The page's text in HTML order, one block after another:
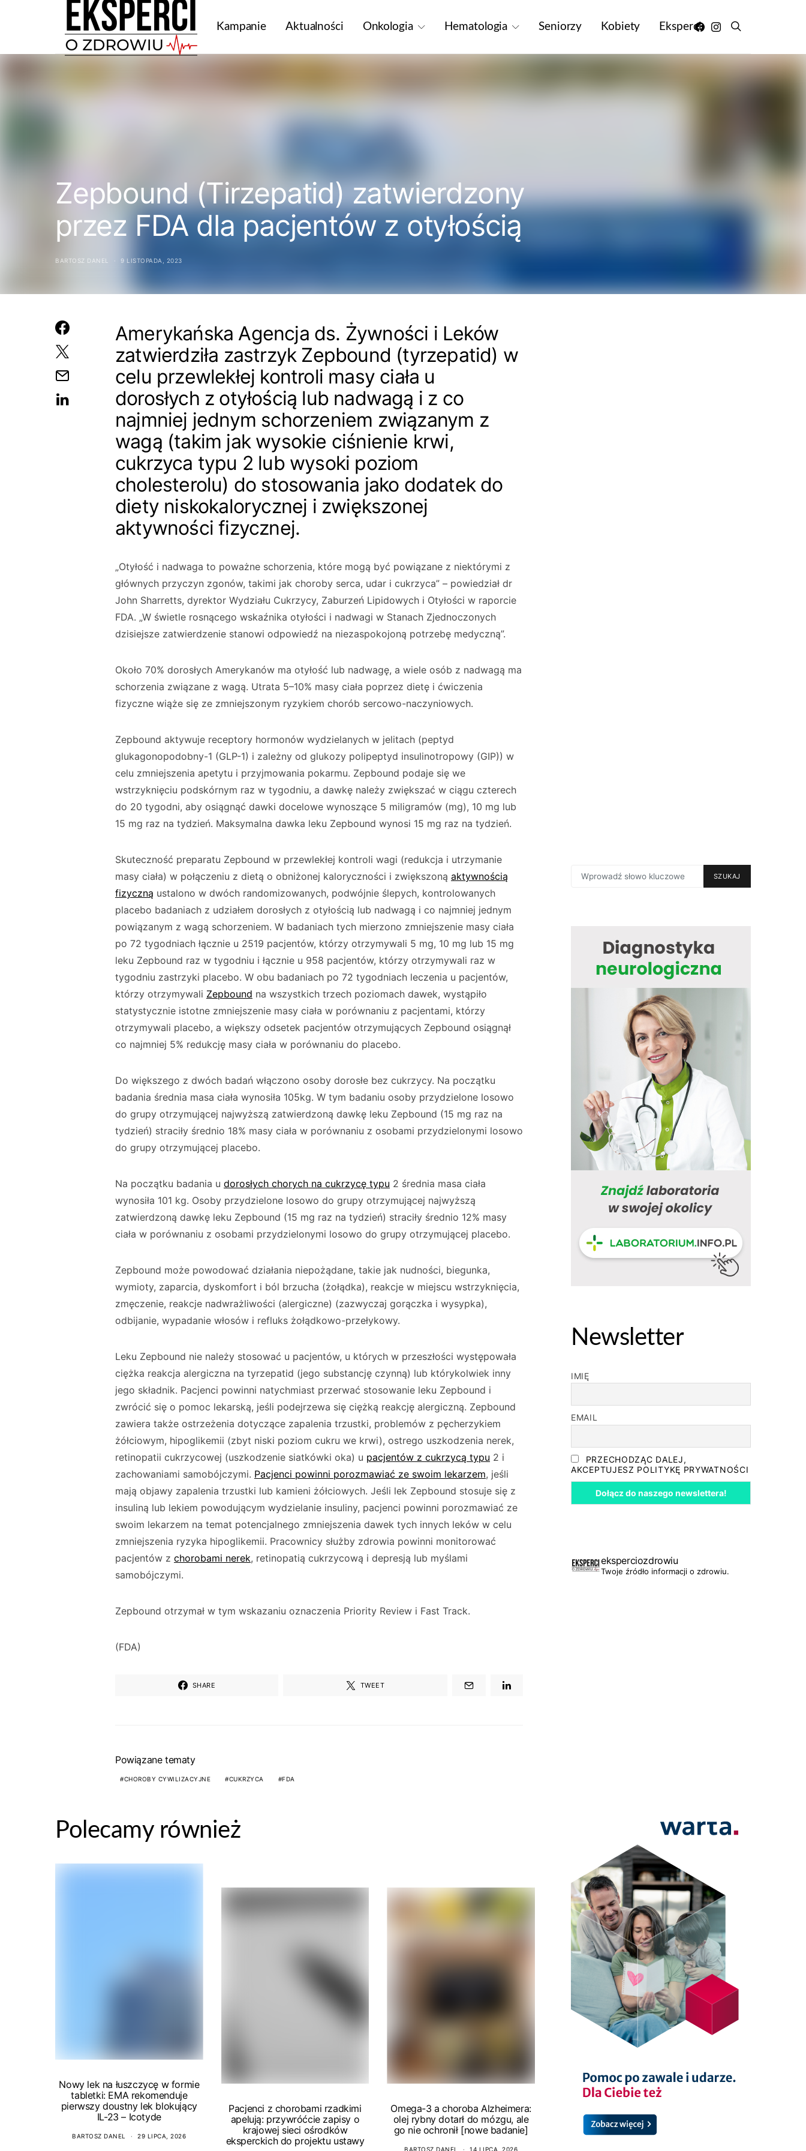
Kampanie Aktualności Onkologia Hematologia Seniorzy Kobiety Eksperci
Zepbound (Tirzepatid) zatwierdzony
przez FDA dla pacjentów z otyłością
BARTOSZ DANEL 9 LISTOPADA, 2023
Amerykańska Agencja ds. Żywności i Leków
zatwierdziła zastrzyk Zepbound (tyrzepatid) w
celu przewlekłej kontroli masy ciała u
dorosłych z otyłością lub nadwagą i z co
najmniej jednym schorzeniem związanym z
wagą (takim jak wysokie ciśnienie krwi,
cukrzyca typu 2 lub wysoki poziom
cholesterolu) do stosowania jako dodatek do
diety niskokalorycznej i zwiększonej
aktywności fizycznej.
„Otyłość i nadwaga to poważne schorzenia, które mogą być powiązane z niektórymi z
głównych przyczyn zgonów, takimi jak choroby serca, udar i cukrzyca” – powiedział dr
John Sharretts, dyrektor Wydziału Cukrzycy, Zaburzeń Lipidowych i Otyłości w raporcie
FDA. „W świetle rosnącego wskaźnika otyłości i nadwagi w Stanach Zjednoczonych
dzisiejsze zatwierdzenie stanowi odpowiedź na niezaspokojoną potrzebę medyczną”.
Około 70% dorosłych Amerykanów ma otyłość lub nadwagę, a wiele osób z nadwagą ma
schorzenia związane z wagą. Utrata 5–10% masy ciała poprzez dietę i ćwiczenia
fizyczne wiąże się ze zmniejszonym ryzykiem chorób sercowo-naczyniowych.
Zepbound aktywuje receptory hormonów wydzielanych w jelitach (peptyd
glukagonopodobny-1 (GLP-1) i zależny od glukozy polipeptyd insulinotropowy (GIP)) w
celu zmniejszenia apetytu i przyjmowania pokarmu. Zepbound podaje się we
wstrzyknięciu podskórnym raz w tygodniu, a dawkę należy zwiększać w ciągu czterech
do 20 tygodni, aby osiągnąć dawki docelowe wynoszące 5 miligramów (mg), 10 mg lub
15 mg raz na tydzień. Maksymalna dawka leku Zepbound wynosi 15 mg raz na tydzień.
Skuteczność preparatu Zepbound w przewlekłej kontroli wagi (redukcja i utrzymanie
masy ciała) w połączeniu z dietą o obniżonej kaloryczności i zwiększoną aktywnością
fizyczną ustalono w dwóch randomizowanych, podwójnie ślepych, kontrolowanych
placebo badaniach z udziałem dorosłych z otyłością lub nadwagą i co najmniej jednym
powiązanym z wagą schorzeniem. W badaniach tych mierzono zmniejszenie masy ciała
po 72 tygodniach łącznie u 2519 pacjentów, którzy otrzymywali 5 mg, 10 mg lub 15 mg
leku Zepbound raz w tygodniu i łącznie u 958 pacjentów, którzy otrzymywali raz w
tygodniu zastrzyki placebo. W obu badaniach po 72 tygodniach leczenia u pacjentów,
którzy otrzymywali Zepbound na wszystkich trzech poziomach dawek, wystąpiło
statystycznie istotne zmniejszenie masy ciała w porównaniu z pacjentami, którzy
otrzymywali placebo, a większy odsetek pacjentów otrzymujących Zepbound osiągnął
co najmniej 5% redukcję masy ciała w porównaniu do placebo.
Do większego z dwóch badań włączono osoby dorosłe bez cukrzycy. Na początku
badania średnia masa ciała wynosiła 105kg. W tym badaniu osoby przydzielone losowo
do grupy otrzymującej najwyższą zatwierdzoną dawkę leku Zepbound (15 mg raz na
tydzień) straciły średnio 18% masy ciała w porównaniu z osobami przydzielonymi losowo
do grupy otrzymującej placebo.
Na początku badania u dorosłych chorych na cukrzycę typu 2 średnia masa ciała
wynosiła 101 kg. Osoby przydzielone losowo do grupy otrzymującej najwyższą
zatwierdzoną dawkę leku Zepbound (15 mg raz na tydzień) straciły średnio 12% masy
ciała w porównaniu z osobami przydzielonymi losowo do grupy otrzymującej placebo.
Zepbound może powodować działania niepożądane, takie jak nudności, biegunka,
wymioty, zaparcia, dyskomfort i ból brzucha (żołądka), reakcje w miejscu wstrzyknięcia,
zmęczenie, reakcje nadwrażliwości (alergiczne) (zazwyczaj gorączka i wysypka),
odbijanie, wypadanie włosów i refluks żołądkowo-przełykowy.
Leku Zepbound nie należy stosować u pacjentów, u których w przeszłości występowała
ciężka reakcja alergiczna na tyrzepatid (jego substancję czynną) lub którykolwiek inny
jego składnik. Pacjenci powinni natychmiast przerwać stosowanie leku Zepbound i
zwrócić się o pomoc lekarską, jeśli podejrzewa się ciężką reakcję alergiczną. Zepbound
zawiera także ostrzeżenia dotyczące zapalenia trzustki, problemów z pęcherzykiem
żółciowym, hipoglikemii (zbyt niski poziom cukru we krwi), ostrego uszkodzenia nerek,
retinopatii cukrzycowej (uszkodzenie siatkówki oka) u pacjentów z cukrzycą typu 2 i
zachowaniami samobójczymi. Pacjenci powinni porozmawiać ze swoim lekarzem, jeśli
mają objawy zapalenia trzustki lub kamieni żółciowych. Jeśli lek Zepbound stosuje się z
insuliną lub lekiem powodującym wydzielanie insuliny, pacjenci powinni porozmawiać ze
swoim lekarzem na temat potencjalnego zmniejszenia dawek tych innych leków w celu
zmniejszenia ryzyka hipoglikemii. Pracownicy służby zdrowia powinni monitorować
pacjentów z chorobami nerek, retinopatią cukrzycową i depresją lub myślami
samobójczymi.
Zepbound otrzymał w tym wskazaniu oznaczenia Priority Review i Fast Track.
(FDA)
SHARE TWEET
Powiązane tematy
CHOROBY CYWILIZACYJNE CUKRZYCA FDA
Polecamy również
Nowy lek na łuszczycę w formie
tabletki: EMA rekomenduje
pierwszy doustny lek blokujący
IL-23 – Icotyde
BARTOSZ DANEL 29 LIPCA, 2026
Pacjenci z chorobami rzadkimi
apelują: przywróćcie zapisy o
krajowej sieci ośrodków
eksperckich do projektu ustawy
Omega-3 a choroba Alzheimera:
olej rybny dotarł do mózgu, ale
go nie ochronił [nowe badanie]
BARTOSZ DANEL 14 LIPCA, 2026
FOR:
SZUKAJ
Newsletter
IMIĘ
EMAIL
PRZECHODZĄC DALEJ,
AKCEPTUJESZ POLITYKĘ PRYWATNOŚCI
eksperciozdrowiu
Twoje źródło informacji o zdrowiu.